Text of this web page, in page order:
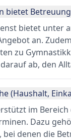
bietet
bietet unter
an.
zu
ab, den
(Haushalt,
im
Dazu
bei denen die